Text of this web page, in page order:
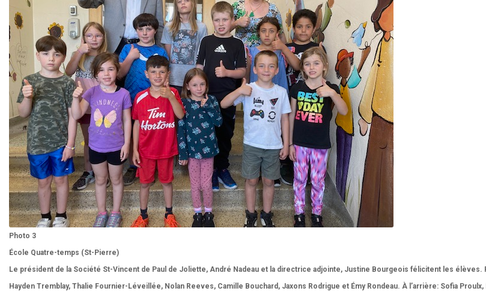
Photo 3
École Quatre-temps (St-Pierre)
Le président de la Société St-Vincent de Paul de Joliette, André Nadeau et la directrice adjointe, Justine Bourgeois félicitent les élèves.
Hayden Tremblay, Thalie Fournier-Léveillée, Nolan Reeves, Camille Bouchard, Jaxons Rodrigue et Émy Rondeau. À l’arrière: Sofia Proulx,